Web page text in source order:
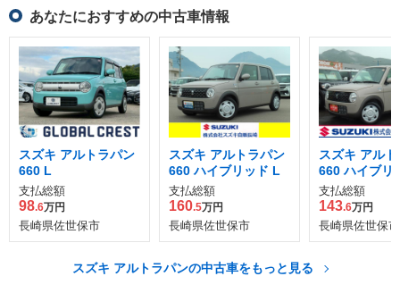
あなたにおすすめの中古車情報
スズキ アルトラパン
660 L
支払総額
98.6万円
長崎県佐世保市
スズキ アルトラパン
660 ハイブリッド L
支払総額
160.5万円
長崎県佐世保市
スズキ アル
660 ハイブリ
支払総額
143.6万円
長崎県佐世保市
スズキ アルトラパンの中古車をもっと見る